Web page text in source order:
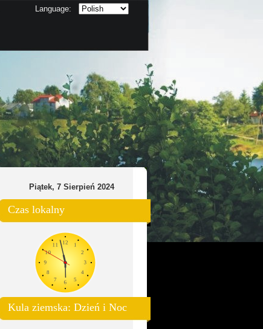
Language:
Piątek, 7 Sierpień 2024
Czas lokalny
Kula ziemska: Dzień i Noc